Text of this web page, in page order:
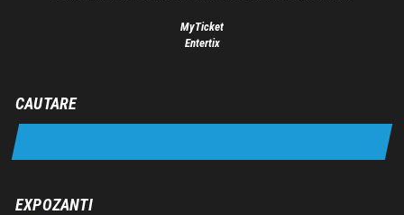
MyTicket
Entertix
CAUTARE
EXPOZANTI